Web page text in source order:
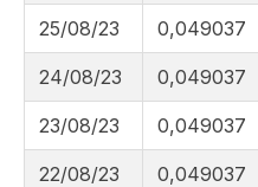
25/08/23 0,049037
24/08/23 0,049037
23/08/23 0,049037
22/08/23 0,049037